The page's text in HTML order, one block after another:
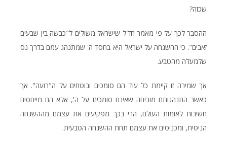
שכזה?
ההסבר לכך על פי מאמר חז"ל שישראל משולים ל"כבשה בין שבעים
זאבים". כי ההשגחה על ישראל היא בחסד ה' שמתנהג עמם בדרך נס
שלמעלה מהטבע.
אך שמירה זו קיימת כל עוד הם סומכים ובוטחים על ה"רועה". אך
כאשר התנהגותם מוכיחה שאינם סומכים על ה', אלא הם מייחסים
חשיבות לאומות העולם, הרי בכך מפקיעים את עצמם מההשגחה
הניסית, ומכניסים את עצמם תחת ההשגחה הטבעית.